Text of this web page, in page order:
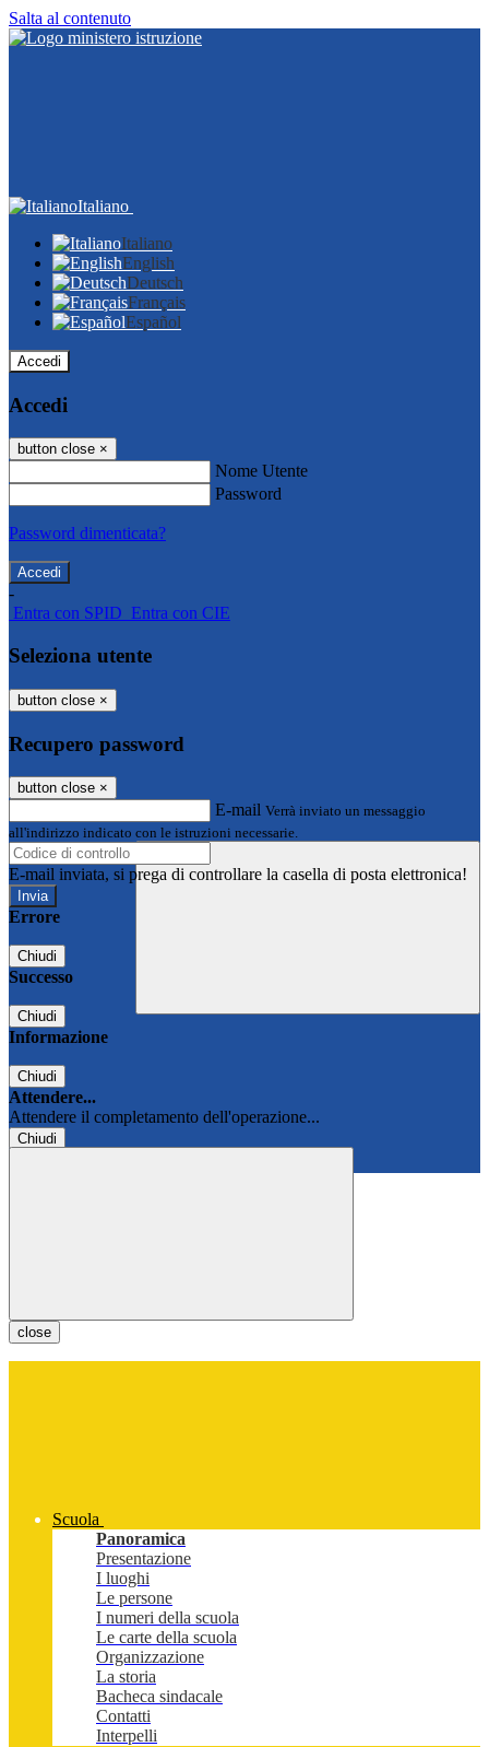
Salta al contenuto
Italiano
Italiano
English
Deutsch
Français
Español
Accedi
Accedi
button close ×
Nome Utente
Password
Password dimenticata?
-
Entra con SPID Entra con CIE
Seleziona utente
button close ×
Recupero password
button close ×
E-mail Verrà inviato un messaggio
all'indirizzo indicato con le istruzioni necessarie.
E-mail inviata, si prega di controllare la casella di posta elettronica!
Errore
Chiudi
Successo
Chiudi
Informazione
Chiudi
Attendere...
Attendere il completamento dell'operazione...
Chiudi
close
Scuola
Panoramica
Presentazione
I luoghi
Le persone
I numeri della scuola
Le carte della scuola
Organizzazione
La storia
Bacheca sindacale
Contatti
Interpelli